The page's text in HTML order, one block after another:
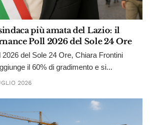
più amata del Lazio: il
Poll 2026 del Sole 24 Ore
del Sole 24 Ore, Chiara Frontini
il 60% di gradimento e si...
2026